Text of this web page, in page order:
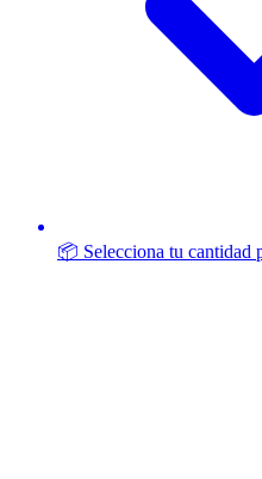
📦 Selecciona tu cantidad